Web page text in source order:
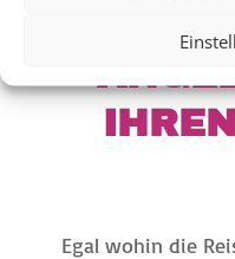
Egal wohin die